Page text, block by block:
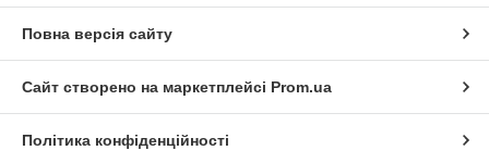
Повна версія сайту
Сайт створено на маркетплейсі Prom.ua
Політика конфіденційності